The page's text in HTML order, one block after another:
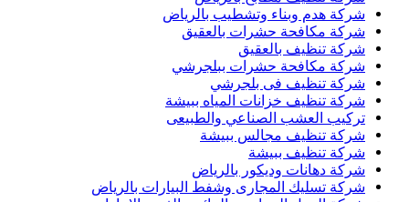
شركة هدم وبناء وتشطيب بالرياض
شركة مكافحة حشرات بالعقيق
شركة تنظيف بالعقيق
شركة مكافحة حشرات ببلجرشي
شركة تنظيف فى بلجرشي
شركة تنظيف خزانات المياه ببيشة
تركيب العشب الصناعي والطبيعى
شركة تنظيف مجالس ببيشة
شركة تنظيف ببيشة
شركة دهانات وديكور بالرياض
شركة تسليك المجارى وشفط البيارات بالرياض